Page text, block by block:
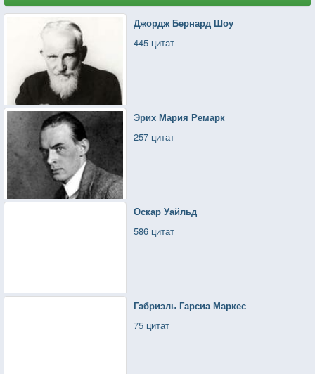
Джордж Бернард Шоу
445 цитат
Эрих Мария Ремарк
257 цитат
Оскар Уайльд
586 цитат
Габриэль Гарсиа Маркес
75 цитат